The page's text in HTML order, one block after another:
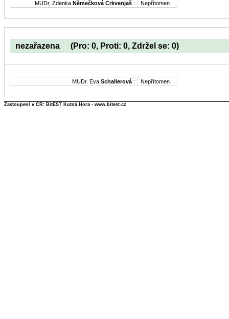
MUDr. Zdenka Němečková Crkvenjaš : Nepřítomen
nezařazena (Pro: 0, Proti: 0, Zdržel se: 0)
MUDr. Eva Schallerová : Nepřítomen
Zastoupení v ČR: BitEST Kutná Hora - www.bitest.cz